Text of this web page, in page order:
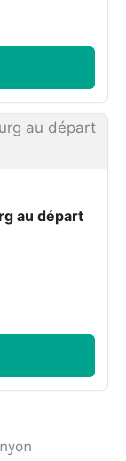
au départ